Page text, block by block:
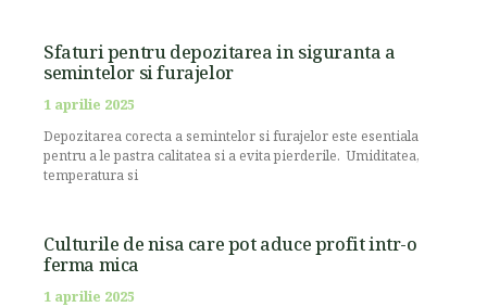
Sfaturi pentru depozitarea in siguranta a
semintelor si furajelor
1 aprilie 2025
Depozitarea corecta a semintelor si furajelor este esentiala
pentru a le pastra calitatea si a evita pierderile. Umiditatea,
temperatura si
Culturile de nisa care pot aduce profit intr-o
ferma mica
1 aprilie 2025